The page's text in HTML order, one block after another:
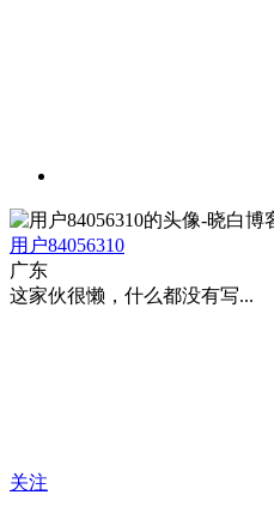
用户84056310
广东
这家伙很懒，什么都没有写...
关注